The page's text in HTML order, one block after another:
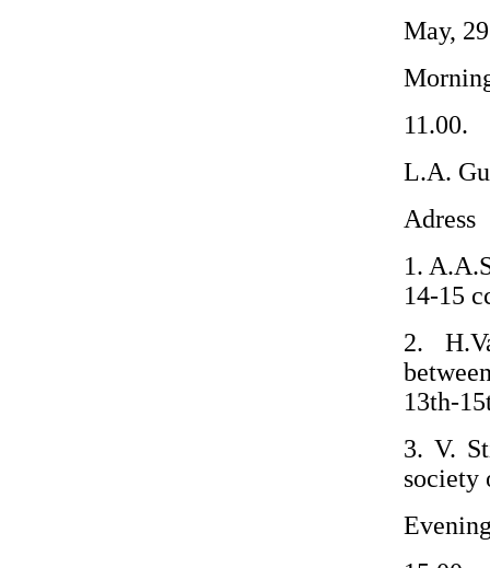
May, 29
11.00.
L.A.
Adress
1.
14-15
2.
13th-
3. V.
society